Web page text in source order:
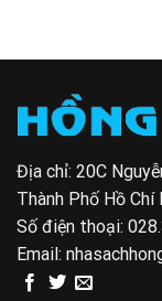
Địa chỉ: 20C
Thành Phố Hồ Chí
Số điện thoại:
Email: